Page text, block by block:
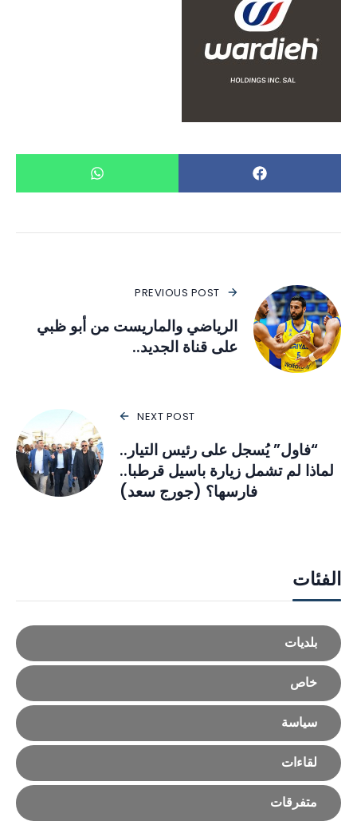
PREVIOUS POST
الرياضي والماريست من أبو ظبي
على قناة الجديد..
NEXT POST
“فاول” يُسجل على رئيس التيار..
لماذا لم تشمل زيارة باسيل قرطبا..
فارسها؟ (جورج سعد)
الفئات
بلديات
خاص
سياسة
لقاءات
متفرقات